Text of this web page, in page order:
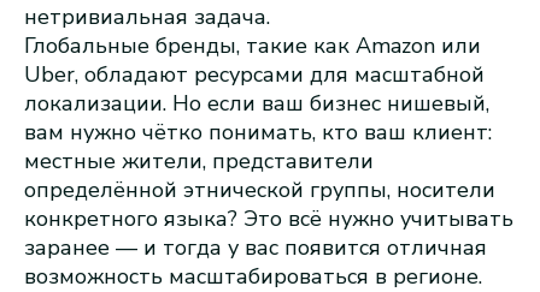
нетривиальная задача.
Глобальные бренды, такие как Amazon или
Uber, обладают ресурсами для масштабной
локализации. Но если ваш бизнес нишевый,
вам нужно чётко понимать, кто ваш клиент:
местные жители, представители
определённой этнической группы, носители
конкретного языка? Это всё нужно учитывать
заранее — и тогда у вас появится отличная
возможность масштабироваться в регионе.